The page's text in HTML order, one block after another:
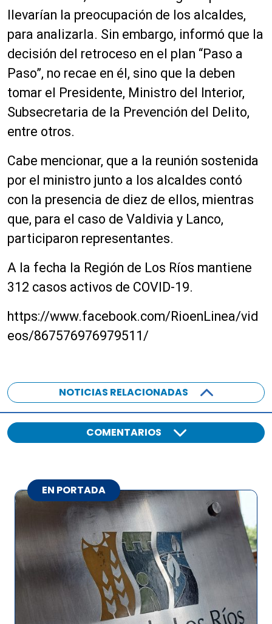
llevarían la preocupación de los alcaldes,
para analizarla. Sin embargo, informó que la
decisión del retroceso en el plan “Paso a
Paso”, no recae en él, sino que la deben
tomar el Presidente, Ministro del Interior,
Subsecretaria de la Prevención del Delito,
entre otros.
Cabe mencionar, que a la reunión sostenida
por el ministro junto a los alcaldes contó
con la presencia de diez de ellos, mientras
que, para el caso de Valdivia y Lanco,
participaron representantes.
A la fecha la Región de Los Ríos mantiene
312 casos activos de COVID-19.
https://www.facebook.com/RioenLinea/vid
eos/867576976979511/
NOTICIAS RELACIONADAS
COMENTARIOS
EN PORTADA